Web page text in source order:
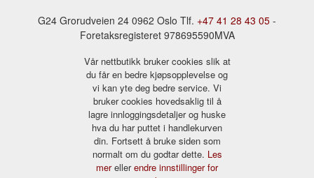
G24 Grorudveien 24 0962 Oslo Tlf. +47 41 28 43 05 -
Foretaksregisteret 978695590MVA
Vår nettbutikk bruker cookies slik at
du får en bedre kjøpsopplevelse og
vi kan yte deg bedre service. Vi
bruker cookies hovedsaklig til å
lagre innloggingsdetaljer og huske
hva du har puttet i handlekurven
din. Fortsett å bruke siden som
normalt om du godtar dette. Les
merellerendre innstillinger for